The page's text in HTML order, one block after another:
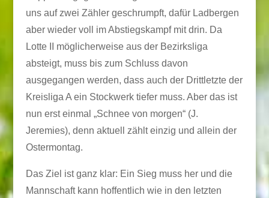
uns auf zwei Zähler geschrumpft, dafür Ladbergen
aber wieder voll im Abstiegskampf mit drin. Da
Lotte II möglicherweise aus der Bezirksliga
absteigt, muss bis zum Schluss davon
ausgegangen werden, dass auch der Drittletzte der
Kreisliga A ein Stockwerk tiefer muss. Aber das ist
nun erst einmal „Schnee von morgen“ (J.
Jeremies), denn aktuell zählt einzig und allein der
Ostermontag.
Das Ziel ist ganz klar: Ein Sieg muss her und die
Mannschaft kann hoffentlich wie in den letzten